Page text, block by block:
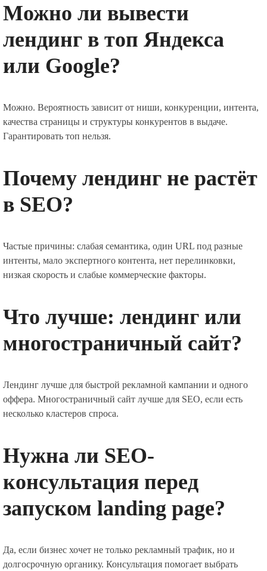
Можно ли вывести
лендинг в топ Яндекса
или Google?
Можно. Вероятность зависит от ниши, конкуренции, интента,
качества страницы и структуры конкурентов в выдаче.
Гарантировать топ нельзя.
Почему лендинг не растёт
в SEO?
Частые причины: слабая семантика, один URL под разные
интенты, мало экспертного контента, нет перелинковки,
низкая скорость и слабые коммерческие факторы.
Что лучше: лендинг или
многостраничный сайт?
Лендинг лучше для быстрой рекламной кампании и одного
оффера. Многостраничный сайт лучше для SEO, если есть
несколько кластеров спроса.
Нужна ли SEO-
консультация перед
запуском landing page?
Да, если бизнес хочет не только рекламный трафик, но и
долгосрочную органику. Консультация помогает выбрать